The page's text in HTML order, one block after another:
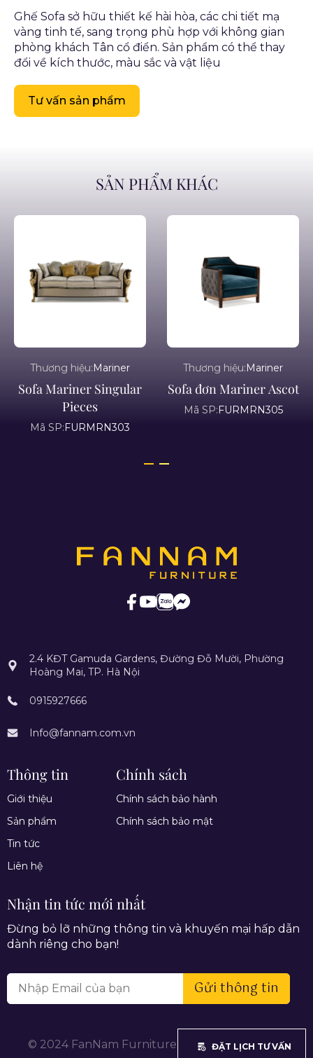
Ghế Sofa sở hữu thiết kế hài hòa, các chi tiết mạ
vàng tinh tế, sang trọng phù hợp với không gian
phòng khách Tân cổ điển. Sản phẩm có thể thay
đổi về kích thước, màu sắc và vật liệu
Tư vấn sản phẩm
SẢN PHẨM KHÁC
Thương hiệu:Mariner
Sofa Mariner Singular
Pieces
Mã SP:FURMRN303
Thương hiệu:Mariner
Sofa đơn Mariner Ascot
Mã SP:FURMRN305
2.4 KĐT Gamuda Gardens, Đường Đỗ Mười, Phường
Hoàng Mai, TP. Hà Nội
0915927666
Info@fannam.com.vn
Thông tin
Giới thiệu
Sản phẩm
Tin tức
Liên hệ
Chính sách
Chính sách bảo hành
Chính sách bảo mật
Nhận tin tức mới nhất
Đừng bỏ lỡ những thông tin và khuyến mại hấp dẫn
dành riêng cho bạn!
Gửi thông tin
© 2024 FanNam Furniture. All rights reserved.
ĐẶT LỊCH TƯ VẤN